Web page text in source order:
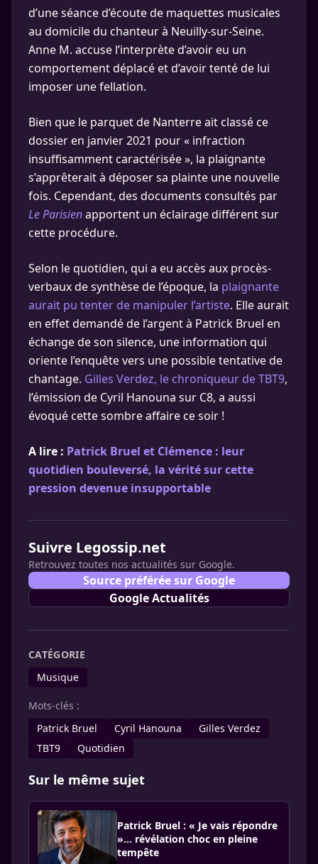
d’une séance d’écoute de maquettes musicales
au domicile du chanteur à Neuilly-sur-Seine.
Anne M. accuse l’interprète d’avoir eu un
comportement déplacé et d’avoir tenté de lui
imposer une fellation.
Bien que le parquet de Nanterre ait classé ce
dossier en janvier 2021 pour « infraction
insuffisamment caractérisée », la plaignante
s’apprêterait à déposer sa plainte une nouvelle
fois. Cependant, des documents consultés par
Le Parisienapportent un éclairage différent sur
cette procédure.
Selon le quotidien, qui a eu accès aux procès-
verbaux de synthèse de l’époque, la plaignante
aurait pu tenter de manipuler l’artiste. Elle aurait
en effet demandé de l’argent à Patrick Bruel en
échange de son silence, une information qui
oriente l’enquête vers une possible tentative de
chantage. Gilles Verdez, le chroniqueur de TBT9,
l’émission de Cyril Hanouna sur C8, a aussi
évoqué cette sombre affaire ce soir !
A lire : Patrick Bruel et Clémence : leur
quotidien bouleversé, la vérité sur cette
pression devenue insupportable
Suivre Legossip.net
Retrouvez toutes nos actualités sur Google.
Source préférée sur Google
Google Actualités
CATÉGORIE
Musique
Mots-clés :
Patrick Bruel
Cyril Hanouna
Gilles Verdez
TBT9
Quotidien
Sur le même sujet
Patrick Bruel : « Je vais répondre
»… révélation choc en pleine
tempête